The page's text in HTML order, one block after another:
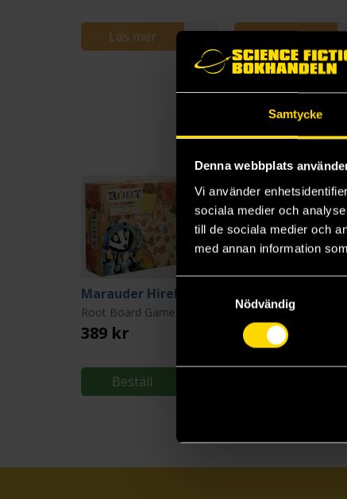
Samtycke
Denna webbplats
Vi använder
sociala medier och
till de sociala medier och
med annan information
Nödvändig
Läs mer Läs mer
Root Board Game
389 kr
Beställ
Root Board Game
289 kr